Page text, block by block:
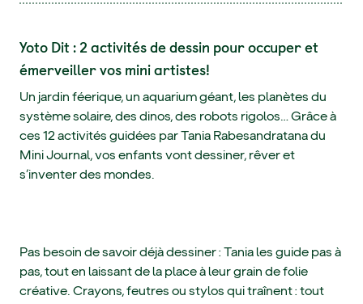
Yoto Dit : 2 activités de dessin pour occuper et
émerveiller vos mini artistes!
Un jardin féerique, un aquarium géant, les planètes du
système solaire, des dinos, des robots rigolos… Grâce à
ces 12 activités guidées par Tania Rabesandratana du
Mini Journal, vos enfants vont dessiner, rêver et
s’inventer des mondes.
Pas besoin de savoir déjà dessiner : Tania les guide pas à
pas, tout en laissant de la place à leur grain de folie
créative. Crayons, feutres ou stylos qui traînent : tout